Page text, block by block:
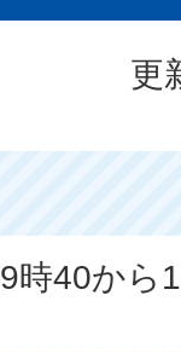
更
時40から